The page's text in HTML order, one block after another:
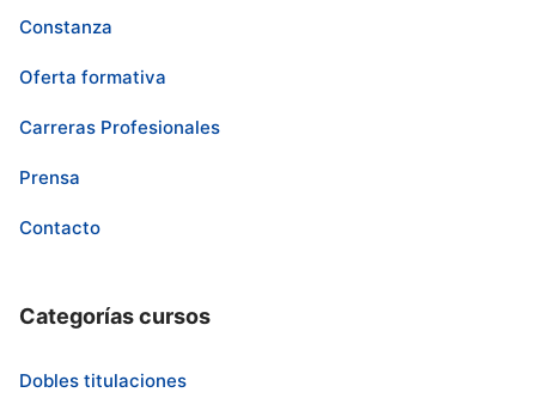
Constanza
Oferta formativa
Carreras Profesionales
Prensa
Contacto
Categorías cursos
Dobles titulaciones